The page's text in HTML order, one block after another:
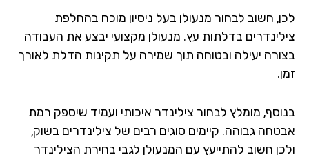
חשוב לבחור מנעולן בעל ניסיון מוכח בהחלפת
בדלתות עץ. מנעולן מקצועי יבצע את העבודה
יעילה ובטוחה תוך שמירה על תקינות הדלת לאורך
מומלץ לבחור צילינדר איכותי ועמיד שיספק רמת
גבוהה. קיימים סוגים רבים של צילינדרים בשוק,
חשוב להתייעץ עם המנעולן לגבי בחירת הצילינדר